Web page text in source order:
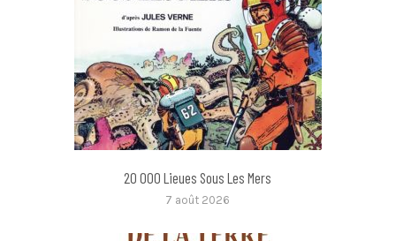
20 000 Lieues Sous Les Mers
7 août 2026